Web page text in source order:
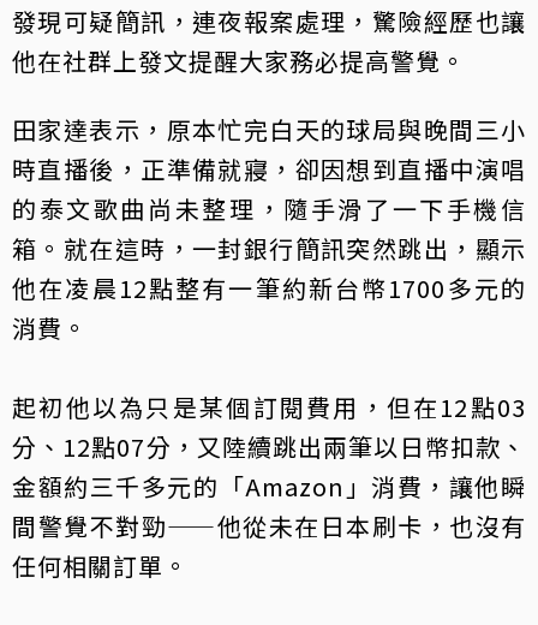
發現可疑簡訊，連夜報案處理，驚險經歷也讓
他在社群上發文提醒大家務必提高警覺。
田家達表示，原本忙完白天的球局與晚間三小
時直播後，正準備就寢，卻因想到直播中演唱
的泰文歌曲尚未整理，隨手滑了一下手機信
箱。就在這時，一封銀行簡訊突然跳出，顯示
他在凌晨12點整有一筆約新台幣1700多元的
消費。
起初他以為只是某個訂閱費用，但在12點03
分、12點07分，又陸續跳出兩筆以日幣扣款、
金額約三千多元的「Amazon」消費，讓他瞬
間警覺不對勁——他從未在日本刷卡，也沒有
任何相關訂單。